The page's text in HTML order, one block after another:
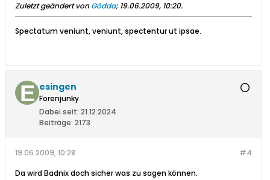
Zuletzt geändert von Gödda; 19.06.2009, 10:20.
Spectatum veniunt, veniunt, spectentur ut ipsae.
esingen
Forenjunky
Dabei seit: 21.12.2024
Beiträge: 2173
#4
19.06.2009, 10:28
Da wird Badnix doch sicher was zu sagen können.